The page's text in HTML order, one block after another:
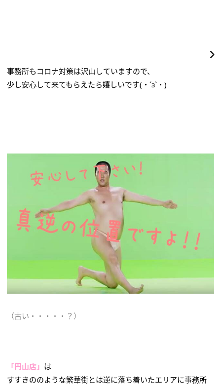
事務所もコロナ対策は沢山していますので、
少し安心して来てもらえたら嬉しいです(・´з`・)
（古い・・・・・？）
「円山店」 は
すすきののような繁華街とは逆に落ち着いたエリアに事務所